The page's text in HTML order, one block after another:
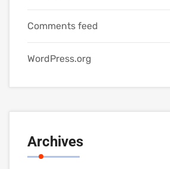
Comments feed
WordPress.org
Archives